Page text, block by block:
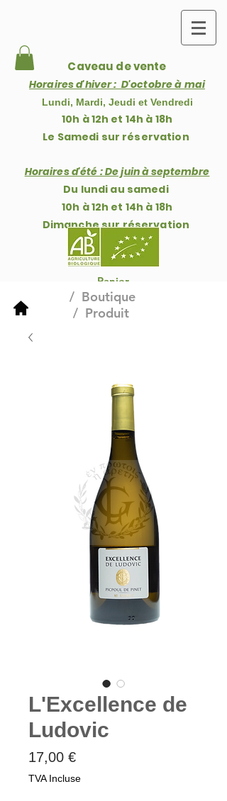
Caveau de vente
Horaires d'hiver : D'octobre à mai
Lundi, Mardi, Jeudi et Vendredi
10h à 12h et 14h à 18h
Le Samedi sur réservation
Horaires d'été : De juin à septembre
Du lundi au samedi
10h à 12h et 14h à 18h
Dimanchesur réservation
Panier
/ Boutique
/ Produit
L'Excellence de
Ludovic
17,00 €Prix
TVA Incluse